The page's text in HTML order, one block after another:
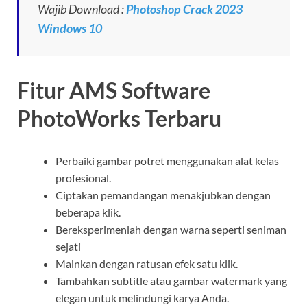
Wajib Download :Photoshop Crack 2023
Windows 10
Fitur AMS Software
PhotoWorks Terbaru
Perbaiki gambar potret menggunakan alat kelas
profesional.
Ciptakan pemandangan menakjubkan dengan
beberapa klik.
Bereksperimenlah dengan warna seperti seniman
sejati
Mainkan dengan ratusan efek satu klik.
Tambahkan subtitle atau gambar watermark yang
elegan untuk melindungi karya Anda.